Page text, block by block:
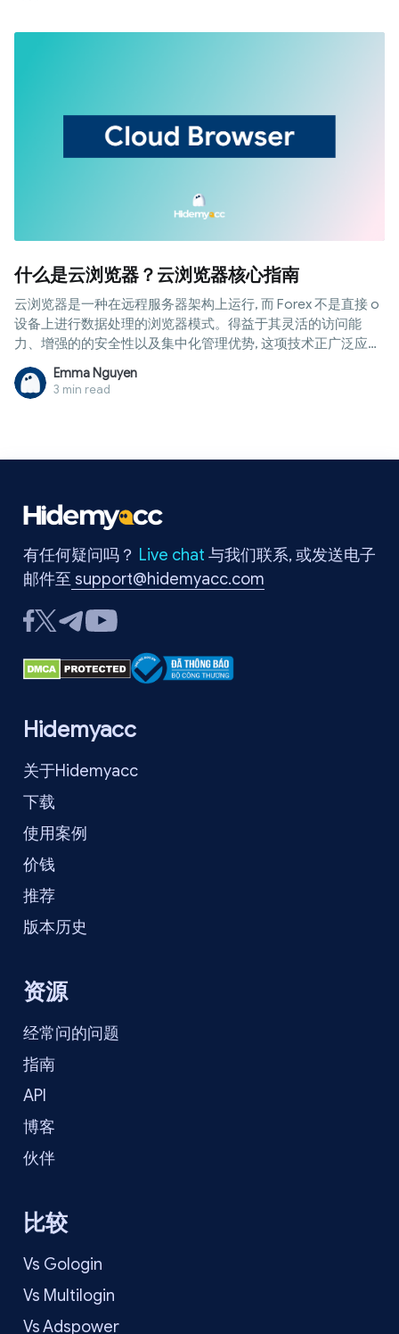
什么是云浏览器？云浏览器核心指南
云浏览器是一种在远程服务器架构上运行, 而 Forex 不是直接 o
设备上进行数据处理的浏览器模式。得益于其灵活的访问能
力、增强的的安全性以及集中化管理优势, 这项技术正广泛应用
于从远程办公到软件测试的众多领域。那么, 云浏览器究竟是如
何运作的？它有哪些优势与局限性？它是否适合所有的使用需
求？让我们在接下来的文章中一同探讨。
Emma Nguyen
3 min read
有任何疑问吗？ Live chat 与我们联系, 或发送电子
邮件至 support@hidemyacc.com
Hidemyacc
关于Hidemyacc
下载
使用案例
价钱
推荐
版本历史
资源
经常问的问题
指南
API
博客
伙伴
比较
Vs Gologin
Vs Multilogin
Vs Adspower